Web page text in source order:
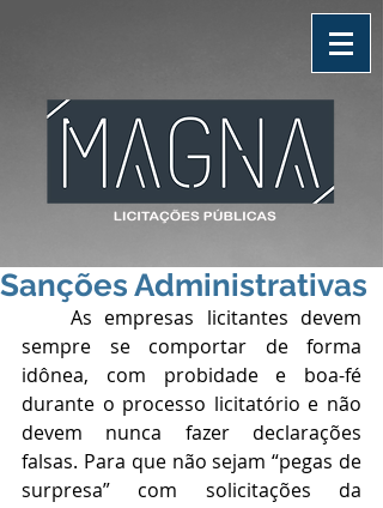
Sanções Administrativas
    As empresas licitantes devem
sempre se comportar de forma
idônea, com probidade e boa-fé
durante o processo licitatório e não
devem nunca fazer declarações
falsas. Para que não sejam “pegas de
surpresa” com solicitações da